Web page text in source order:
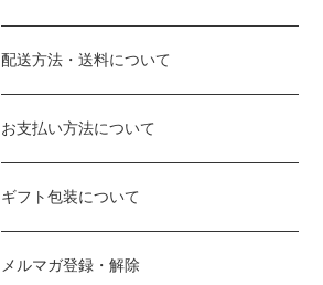
配送方法・送料について
お支払い方法について
ギフト包装について
メルマガ登録・解除